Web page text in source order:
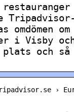
Tripadvisor-
omdömen om
i Visby
och så
›